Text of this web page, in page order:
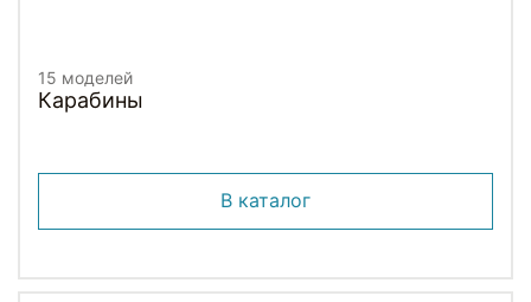
15 моделей
Карабины
В каталог